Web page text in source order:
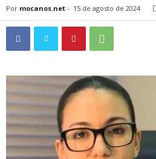
Por mocanos.net - 15 de agosto de 2024